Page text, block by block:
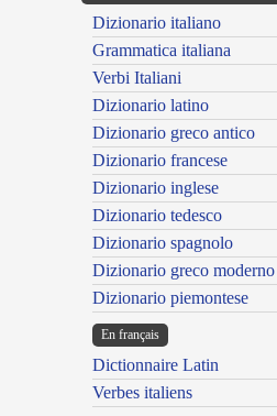
Dizionario italiano
Grammatica italiana
Verbi Italiani
Dizionario latino
Dizionario greco antico
Dizionario francese
Dizionario inglese
Dizionario tedesco
Dizionario spagnolo
Dizionario greco moderno
Dizionario piemontese
En français
Dictionnaire Latin
Verbes italiens